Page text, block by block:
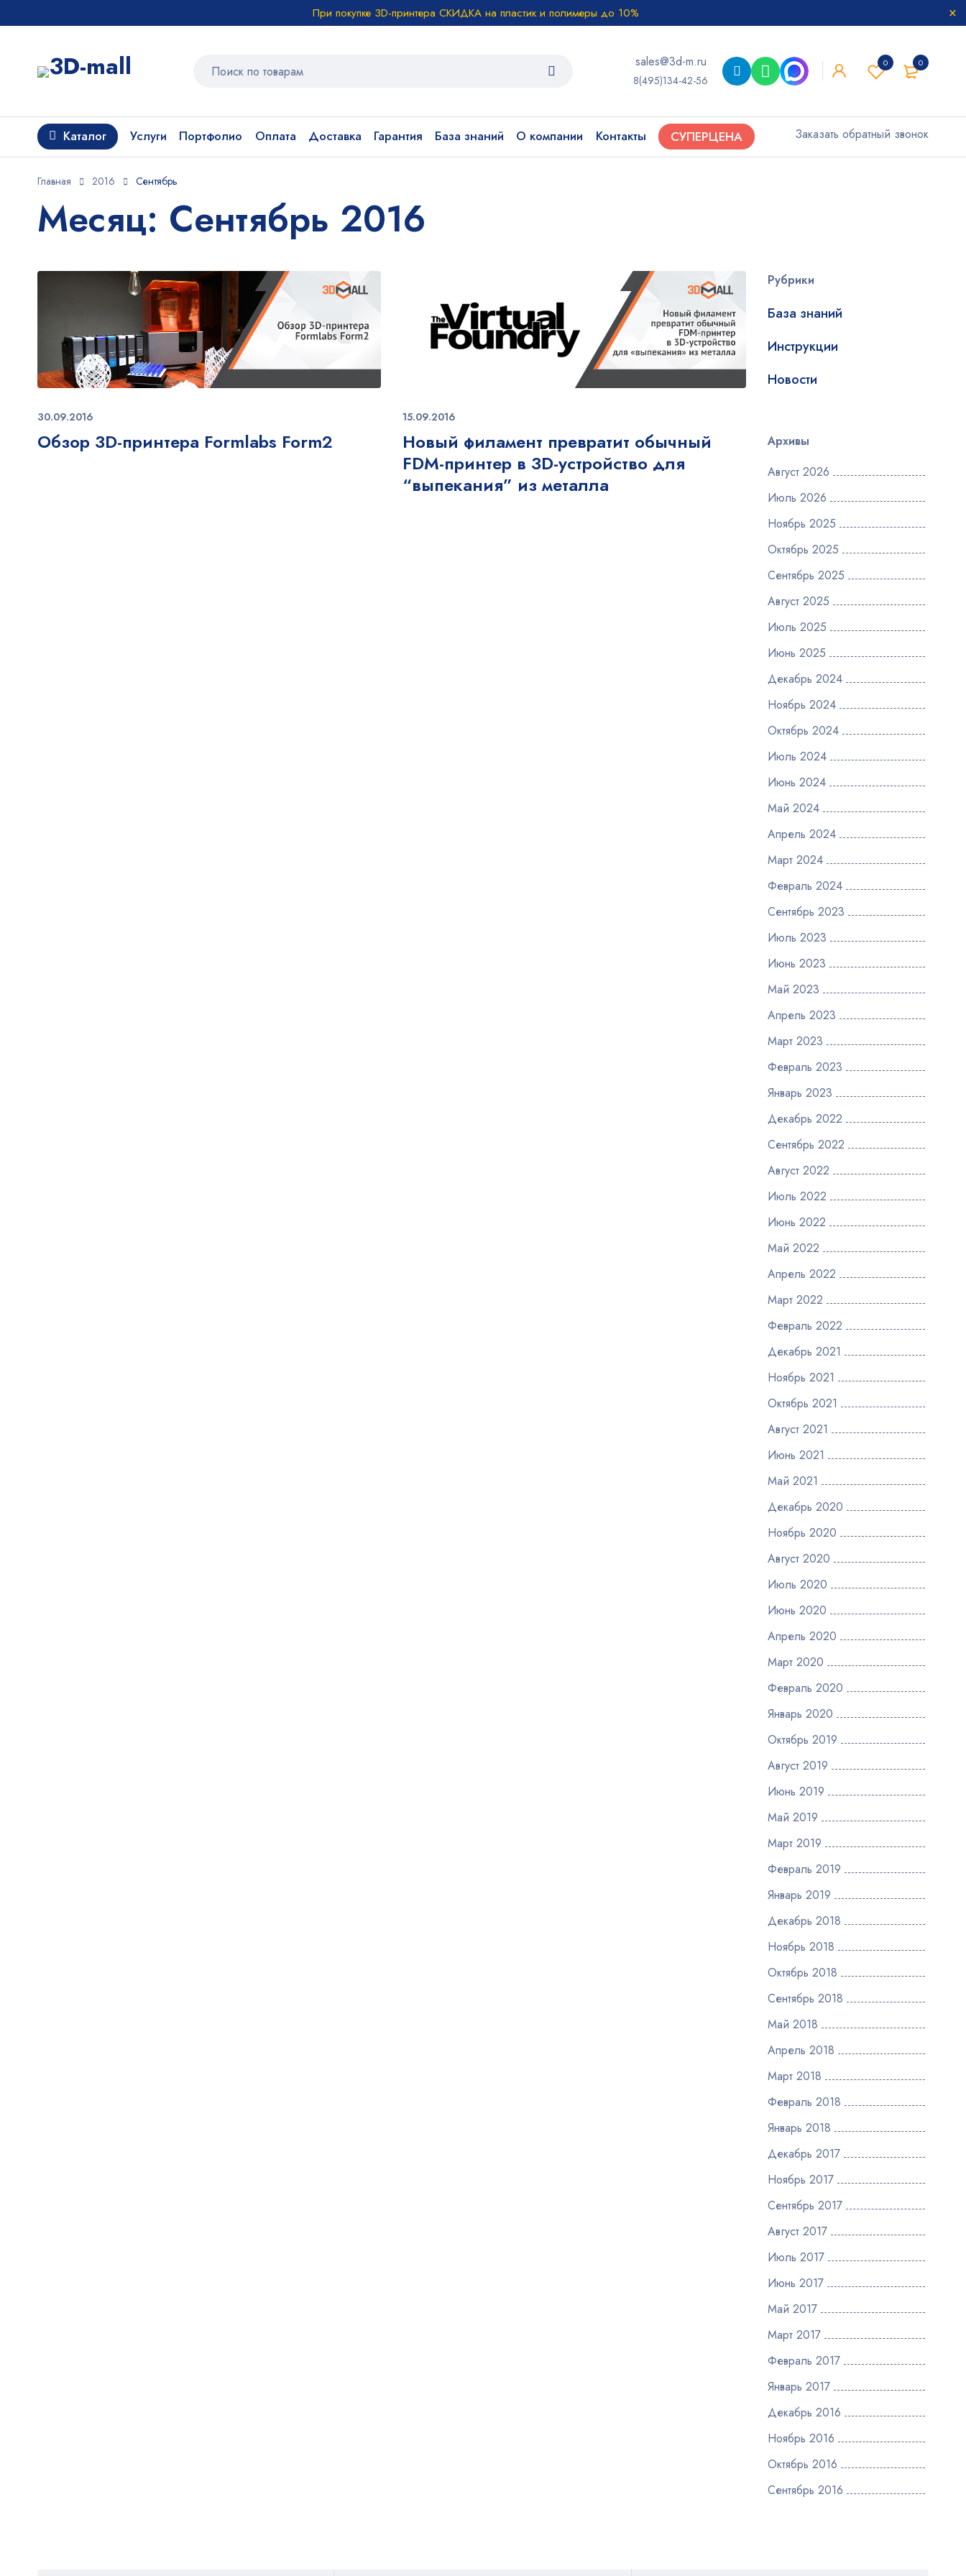
При покупке 3D-принтера СКИДКА на пластик и полимеры до 10%
0
0
sales@3d-m.ru
8(495)134-42-56
Каталог Услуги Портфолио Оплата Доставка Гарантия База знаний О компании Контакты СУПЕРЦЕНА Заказать обратный звонок
Главная 2016 Сентябрь
Месяц: Сентябрь 2016
30.09.2016
Обзор 3D-принтера Formlabs Form2
15.09.2016
Новый филамент превратит обычный
FDM-принтер в 3D-устройство для
“выпекания” из металла
Рубрики
База знаний
Инструкции
Новости
Архивы
Август 2026
Июль 2026
Ноябрь 2025
Октябрь 2025
Сентябрь 2025
Август 2025
Июль 2025
Июнь 2025
Декабрь 2024
Ноябрь 2024
Октябрь 2024
Июль 2024
Июнь 2024
Май 2024
Апрель 2024
Март 2024
Февраль 2024
Сентябрь 2023
Июль 2023
Июнь 2023
Май 2023
Апрель 2023
Март 2023
Февраль 2023
Январь 2023
Декабрь 2022
Сентябрь 2022
Август 2022
Июль 2022
Июнь 2022
Май 2022
Апрель 2022
Март 2022
Февраль 2022
Декабрь 2021
Ноябрь 2021
Октябрь 2021
Август 2021
Июнь 2021
Май 2021
Декабрь 2020
Ноябрь 2020
Август 2020
Июль 2020
Июнь 2020
Апрель 2020
Март 2020
Февраль 2020
Январь 2020
Октябрь 2019
Август 2019
Июнь 2019
Май 2019
Март 2019
Февраль 2019
Январь 2019
Декабрь 2018
Ноябрь 2018
Октябрь 2018
Сентябрь 2018
Май 2018
Апрель 2018
Март 2018
Февраль 2018
Январь 2018
Декабрь 2017
Ноябрь 2017
Сентябрь 2017
Август 2017
Июль 2017
Июнь 2017
Май 2017
Март 2017
Февраль 2017
Январь 2017
Декабрь 2016
Ноябрь 2016
Октябрь 2016
Сентябрь 2016